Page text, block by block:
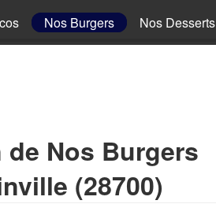
Nos Burgers Nos Desserts
Nos Burgers
(28700)